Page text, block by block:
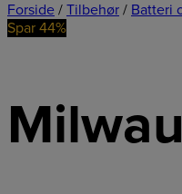
Forside / Tilbehør / Batteri
Spar 44%